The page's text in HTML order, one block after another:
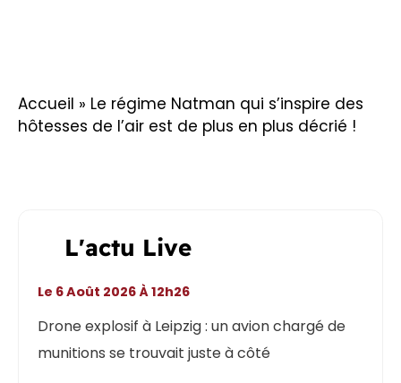
Accueil » Le régime Natman qui s’inspire des
hôtesses de l’air est de plus en plus décrié !
L'actu Live
Drone explosif à Leipzig : un avion chargé de
munitions se trouvait juste à côté
Le 6 Août 2026 À 12h26